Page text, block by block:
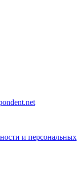
и персональных